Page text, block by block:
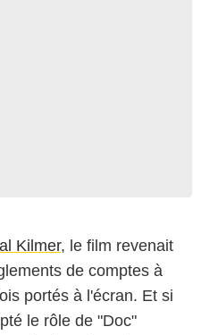
Kilmer, le film revenait
de comptes à
portés à l'écran. Et si
le rôle de "Doc"
Pictures